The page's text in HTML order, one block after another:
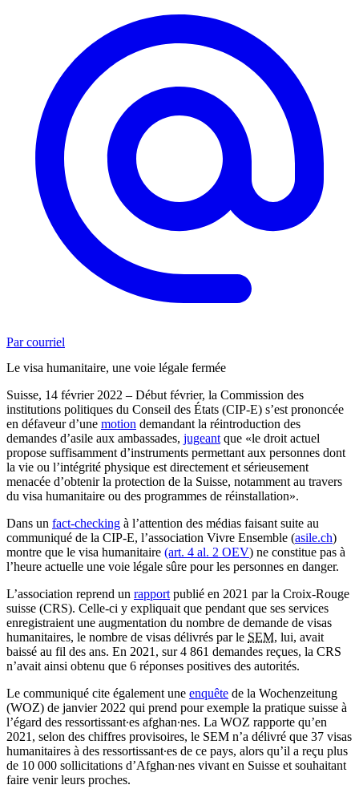
Par courriel
Le visa humanitaire, une voie légale fermée
Suisse, 14 février 2022 – Début février, la Commission des
institutions politiques du Conseil des États (CIP-E) s’est prononcée
en défaveur d’une motion demandant la réintroduction des
demandes d’asile aux ambassades, jugeant que «le droit actuel
propose suffisamment d’instruments permettant aux personnes dont
la vie ou l’intégrité physique est directement et sérieusement
menacée d’obtenir la protection de la Suisse, notamment au travers
du visa humanitaire ou des programmes de réinstallation».
Dans un fact-checking à l’attention des médias faisant suite au
communiqué de la CIP-E, l’association Vivre Ensemble (asile.ch)
montre que le visa humanitaire (art. 4 al. 2 OEV) ne constitue pas à
l’heure actuelle une voie légale sûre pour les personnes en danger.
L’association reprend un rapport publié en 2021 par la Croix-Rouge
suisse (CRS). Celle-ci y expliquait que pendant que ses services
enregistraient une augmentation du nombre de demande de visas
humanitaires, le nombre de visas délivrés par le SEM, lui, avait
baissé au fil des ans. En 2021, sur 4 861 demandes reçues, la CRS
n’avait ainsi obtenu que 6 réponses positives des autorités.
Le communiqué cite également une enquête de la Wochenzeitung
(WOZ) de janvier 2022 qui prend pour exemple la pratique suisse à
l’égard des ressortissant∙es afghan∙nes. La WOZ rapporte qu’en
2021, selon des chiffres provisoires, le SEM n’a délivré que 37 visas
humanitaires à des ressortissant∙es de ce pays, alors qu’il a reçu plus
de 10 000 sollicitations d’Afghan∙nes vivant en Suisse et souhaitant
faire venir leurs proches.